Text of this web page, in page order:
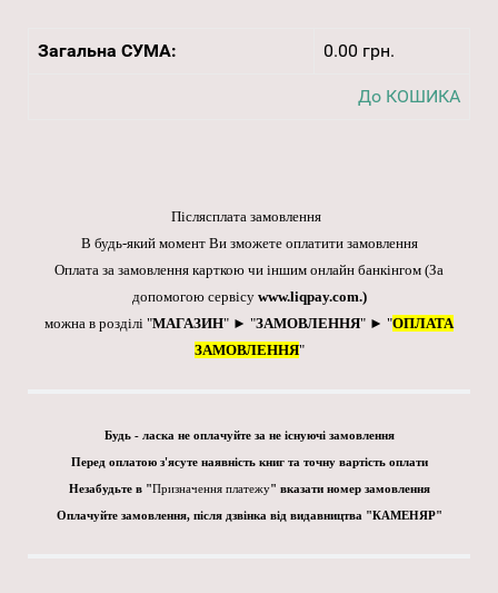
Загальна СУМА: 0.00 грн.
До КОШИКА
Післясплата замовлення
В будь-який момент Ви зможете оплатити замовлення
Оплата за замовлення карткою чи іншим онлайн банкінгом (За
допомогою сервісу www.liqpay.com.)
можна в розділі "МАГАЗИН" ► "ЗАМОВЛЕННЯ" ► "ОПЛАТА
ЗАМОВЛЕННЯ"
Будь - ласка не оплачуйте за не існуючі замовлення
Перед оплатою з'ясуте наявність книг та точну вартість оплати
Незабудьте в "Призначення платежу" вказати номер замовлення
Оплачуйте замовлення, після дзвінка від видавництва "КАМЕНЯР"